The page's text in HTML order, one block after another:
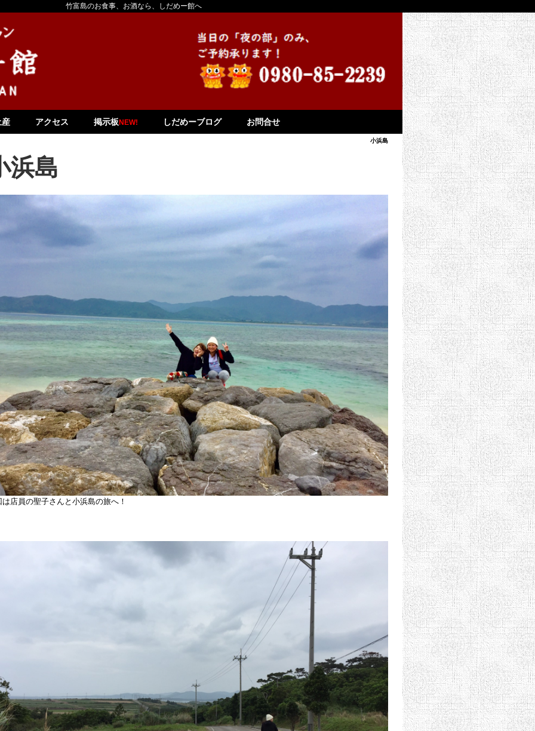
竹富島のお食事、お酒なら、しだめー館へ
産 アクセス 掲示板NEW! しだめーブログ お問合せ
小浜島
浜島
は店員の聖子さんと 小浜島の旅へ！